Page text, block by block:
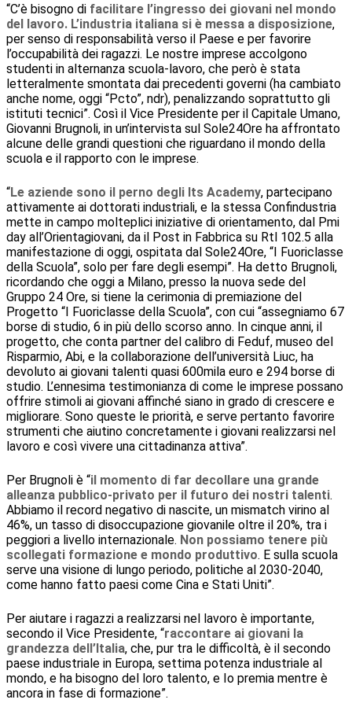
“C’è bisogno di facilitare l’ingresso dei giovani nel mondo
del lavoro. L’industria italiana si è messa a disposizione,
per senso di responsabilità verso il Paese e per favorire
l’occupabilità dei ragazzi. Le nostre imprese accolgono
studenti in alternanza scuola-lavoro, che però è stata
letteralmente smontata dai precedenti governi (ha cambiato
anche nome, oggi “Pcto”, ndr), penalizzando soprattutto gli
istituti tecnici”. Così il Vice Presidente per il Capitale Umano,
Giovanni Brugnoli, in un’intervista sul Sole24Ore ha affrontato
alcune delle grandi questioni che riguardano il mondo della
scuola e il rapporto con le imprese.
“Le aziende sono il perno degli Its Academy, partecipano
attivamente ai dottorati industriali, e la stessa Confindustria
mette in campo molteplici iniziative di orientamento, dal Pmi
day all’Orientagiovani, da il Post in Fabbrica su Rtl 102.5 alla
manifestazione di oggi, ospitata dal Sole24Ore, “I Fuoriclasse
della Scuola”, solo per fare degli esempi”. Ha detto Brugnoli,
ricordando che oggi a Milano, presso la nuova sede del
Gruppo 24 Ore, si tiene la cerimonia di premiazione del
Progetto “I Fuoriclasse della Scuola”, con cui “assegniamo 67
borse di studio, 6 in più dello scorso anno. In cinque anni, il
progetto, che conta partner del calibro di Feduf, museo del
Risparmio, Abi, e la collaborazione dell’università Liuc, ha
devoluto ai giovani talenti quasi 600mila euro e 294 borse di
studio. L’ennesima testimonianza di come le imprese possano
offrire stimoli ai giovani affinché siano in grado di crescere e
migliorare. Sono queste le priorità, e serve pertanto favorire
strumenti che aiutino concretamente i giovani realizzarsi nel
lavoro e così vivere una cittadinanza attiva”.
Per Brugnoli è “il momento di far decollare una grande
alleanza pubblico-privato per il futuro dei nostri talenti.
Abbiamo il record negativo di nascite, un mismatch virino al
46%, un tasso di disoccupazione giovanile oltre il 20%, tra i
peggiori a livello internazionale. Non possiamo tenere più
scollegati formazione e mondo produttivo. E sulla scuola
serve una visione di lungo periodo, politiche al 2030-2040,
come hanno fatto paesi come Cina e Stati Uniti”.
Per aiutare i ragazzi a realizzarsi nel lavoro è importante,
secondo il Vice Presidente, “raccontare ai giovani la
grandezza dell’Italia, che, pur tra le difficoltà, è il secondo
paese industriale in Europa, settima potenza industriale al
mondo, e ha bisogno del loro talento, e Io premia mentre è
ancora in fase di formazione”.